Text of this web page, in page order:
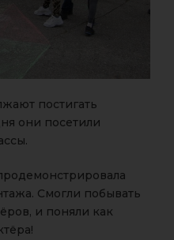
постигать
они посетили
Смогли побывать
и поняли как